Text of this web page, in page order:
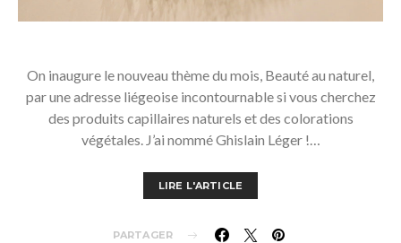
On inaugure le nouveau thème du mois, Beauté au naturel,
par une adresse liégeoise incontournable si vous cherchez
des produits capillaires naturels et des colorations
végétales. J’ai nommé Ghislain Léger !…
LIRE L'ARTICLE
PARTAGER